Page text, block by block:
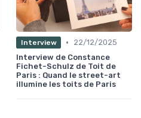
Interview •
22/12/2025
Interview de Constance
Fichet-Schulz de Toit de
Paris : Quand le street-art
illumine les toits de Paris